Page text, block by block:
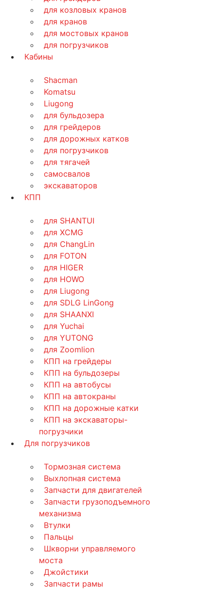
для козловых кранов
для кранов
для мостовых кранов
для погрузчиков
Кабины
Shacman
Komatsu
Liugong
для бульдозера
для грейдеров
для дорожных катков
для погрузчиков
для тягачей
самосвалов
экскаваторов
КПП
для SHANTUI
для XCMG
для ChangLin
для FOTON
для HIGER
для HOWO
для Liugong
для SDLG LinGong
для SHAANXI
для Yuchai
для YUTONG
для Zoomlion
КПП на грейдеры
КПП на бульдозеры
КПП на автобусы
КПП на автокраны
КПП на дорожные катки
КПП на экскаваторы-
погрузчики
Для погрузчиков
Тормозная система
Выхлопная система
Запчасти для двигателей
Запчасти грузоподъемного
механизма
Втулки
Пальцы
Шкворни управляемого
моста
Джойстики
Запчасти рамы